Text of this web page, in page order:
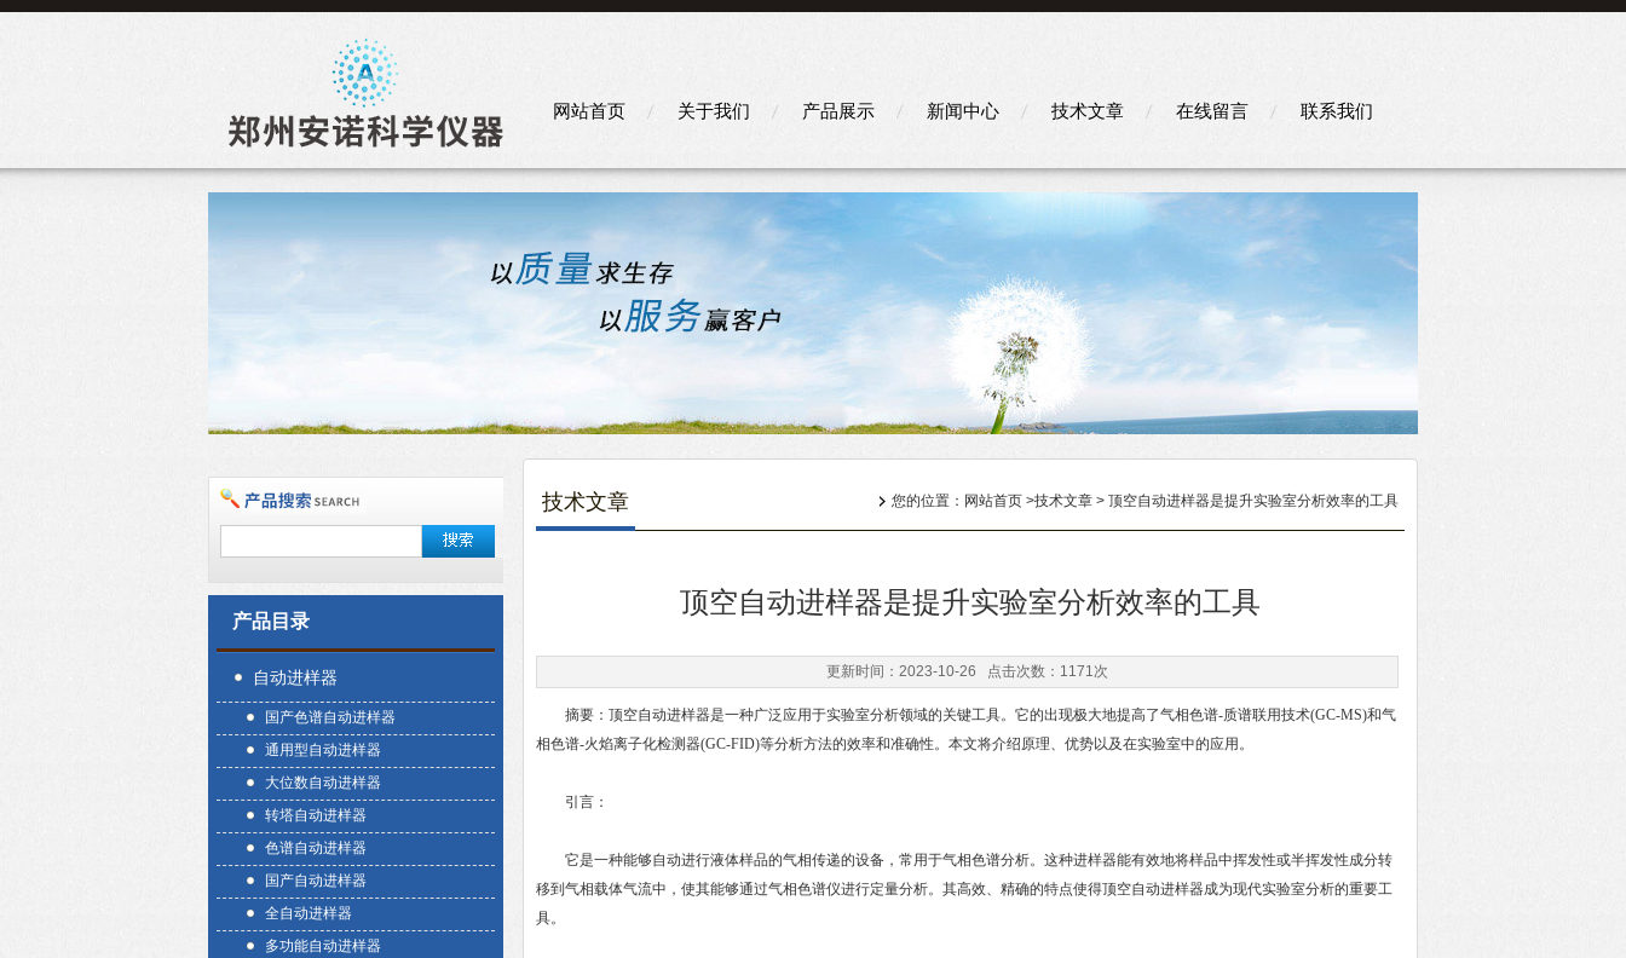
网站首页 关于我们 产品展示 新闻中心 技术文章 在线留言 联系我们
产品目录
自动进样器
国产色谱自动进样器
通用型自动进样器
大位数自动进样器
转塔自动进样器
色谱自动进样器
国产自动进样器
全自动进样器
多功能自动进样器
技术文章 您的位置： 网站首页 >技术文章 > 顶空自动进样器是提升实验室分析效率的工具
顶空自动进样器是提升实验室分析效率的工具
更新时间：2023-10-26 点击次数：1171次
摘要：顶空自动进样器是一种广泛应用于实验室分析领域的关键工具。它的出现极大地提高了气相色谱-质谱联用技术(GC-MS)和气
相色谱-火焰离子化检测器(GC-FID)等分析方法的效率和准确性。本文将介绍原理、优势以及在实验室中的应用。
引言：
它是一种能够自动进行液体样品的气相传递的设备，常用于气相色谱分析。这种进样器能有效地将样品中挥发性或半挥发性成分转
移到气相载体气流中，使其能够通过气相色谱仪进行定量分析。其高效、精确的特点使得顶空自动进样器成为现代实验室分析的重要工
具。